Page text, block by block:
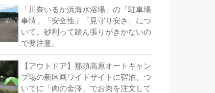
「川奈いるか浜海水浴場」の「駐車場
事情」「安全性」「見守り安さ」につ
いて。砂利って踏ん張りがきかないの
で要注意。
【アウトドア】那須高原オートキャン
プ場の新区画ワイドサイトに宿泊。つ
いでに「肉の金澤」でお肉を注文して